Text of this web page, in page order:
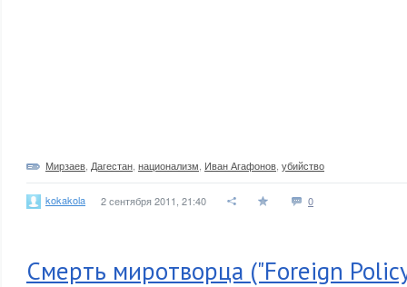
Мирзаев Дагестан национализм Иван Агафонов убийство
kokakola 2 сентября 2011, 21:40 0
Смерть миротворца ("Foreign